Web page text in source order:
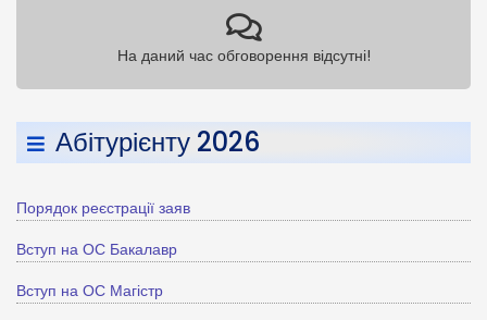
На даний час обговорення відсутні!
Абітурієнту 2026
Порядок реєстрації заяв
Вступ на ОС Бакалавр
Вступ на ОС Магістр